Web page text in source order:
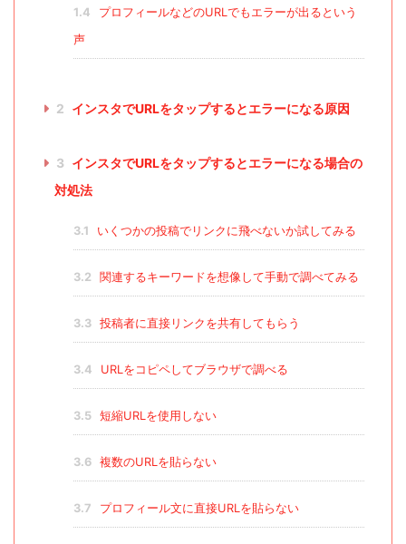
1.4
プロフィールなどのURLでもエラーが出るという
声
2 インスタでURLをタップするとエラーになる原因
3 インスタでURLをタップするとエラーになる場合の
対処法
3.1 いくつかの投稿でリンクに飛べないか試してみる
3.2 関連するキーワードを想像して手動で調べてみる
3.3 投稿者に直接リンクを共有してもらう
3.4 URLをコピペしてブラウザで調べる
3.5 短縮URLを使用しない
3.6 複数のURLを貼らない
3.7 プロフィール文に直接URLを貼らない